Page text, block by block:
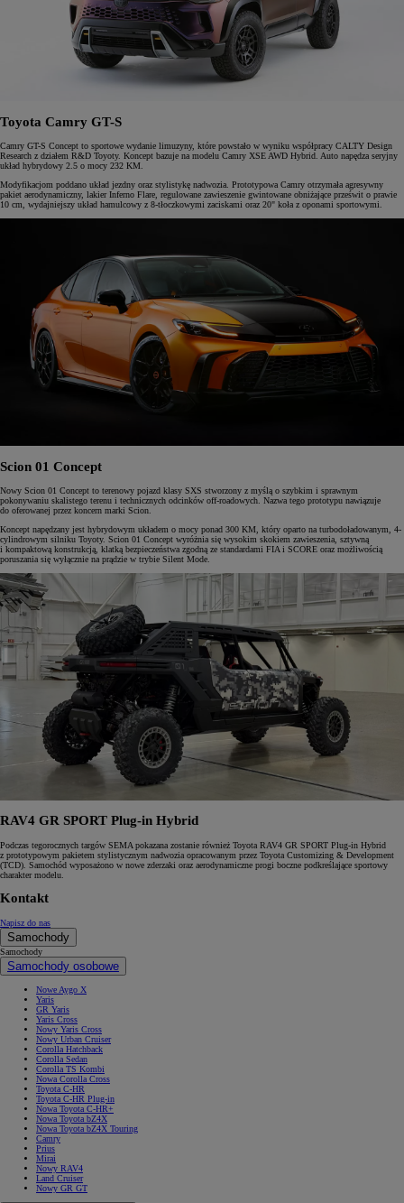
Toyota Camry GT-S
Camry GT-S Concept to sportowe wydanie limuzyny, które powstało w wyniku współpracy CALTY Design
Research z działem R&D Toyoty. Koncept bazuje na modelu Camry XSE AWD Hybrid. Auto napędza seryjny
układ hybrydowy 2.5 o mocy 232 KM.
Modyfikacjom poddano układ jezdny oraz stylistykę nadwozia. Prototypowa Camry otrzymała agresywny
pakiet aerodynamiczny, lakier Inferno Flare, regulowane zawieszenie gwintowane obniżające prześwit o prawie
10 cm, wydajniejszy układ hamulcowy z 8-tłoczkowymi zaciskami oraz 20" koła z oponami sportowymi.
Scion 01 Concept
Nowy Scion 01 Concept to terenowy pojazd klasy SXS stworzony z myślą o szybkim i sprawnym
pokonywaniu skalistego terenu i technicznych odcinków off-roadowych. Nazwa tego prototypu nawiązuje
do oferowanej przez koncern marki Scion.
Koncept napędzany jest hybrydowym układem o mocy ponad 300 KM, który oparto na turbodoładowanym, 4-
cylindrowym silniku Toyoty. Scion 01 Concept wyróżnia się wysokim skokiem zawieszenia, sztywną
i kompaktową konstrukcją, klatką bezpieczeństwa zgodną ze standardami FIA i SCORE oraz możliwością
poruszania się wyłącznie na prądzie w trybie Silent Mode.
RAV4 GR SPORT Plug-in Hybrid
Podczas tegorocznych targów SEMA pokazana zostanie również Toyota RAV4 GR SPORT Plug-in Hybrid
z prototypowym pakietem stylistycznym nadwozia opracowanym przez Toyota Customizing & Development
(TCD). Samochód wyposażono w nowe zderzaki oraz aerodynamiczne progi boczne podkreślające sportowy
charakter modelu.
Kontakt
Napisz do nas
Samochody
Samochody
Samochody osobowe
Nowe Aygo X
Yaris
GR Yaris
Yaris Cross
Nowy Yaris Cross
Nowy Urban Cruiser
Corolla Hatchback
Corolla Sedan
Corolla TS Kombi
Nowa Corolla Cross
Toyota C-HR
Toyota C-HR Plug-in
Nowa Toyota C-HR+
Nowa Toyota bZ4X
Nowa Toyota bZ4X Touring
Camry
Prius
Mirai
Nowy RAV4
Land Cruiser
Nowy GR GT